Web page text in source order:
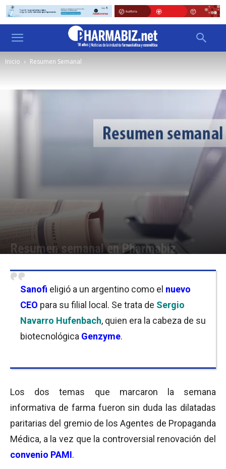
Inicio Resumen Semanal
Resumen semanal en Pharmabiz
Sanofi eligió a un argentino como el nuevo
CEO para su filial local. Se trata de Sergio
Navarro Hufenbach, quien era la cabeza de su
biotecnológica Genzyme.
Los dos temas que marcaron la semana
informativa de farma fueron sin duda las dilatadas
paritarias del gremio de los Agentes de Propaganda
Médica, a la vez que la controversial renovación del
convenio PAMI.